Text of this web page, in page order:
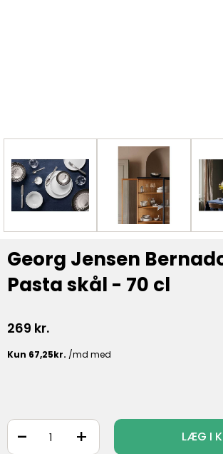
Georg Jensen
Pasta skål - 70 cl
269 kr.
+
- LÆG I